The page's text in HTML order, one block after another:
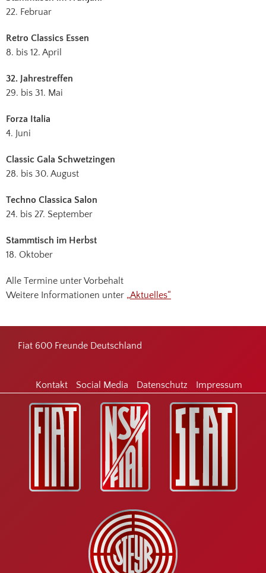
22. Februar
Retro Classics Essen
8. bis 12. April
32. Jahrestreffen
29. bis 31. Mai
Forza Italia
4. Juni
Classic Gala Schwetzingen
28. bis 30. August
Techno Classica Salon
24. bis 27. September
Stammtisch im Herbst
18. Oktober
Alle Termine unter Vorbehalt
Weitere Informationen unter „Aktuelles“
Footer
Fiat 600 Freunde Deutschland
Kontakt Social Media Datenschutz Impressum